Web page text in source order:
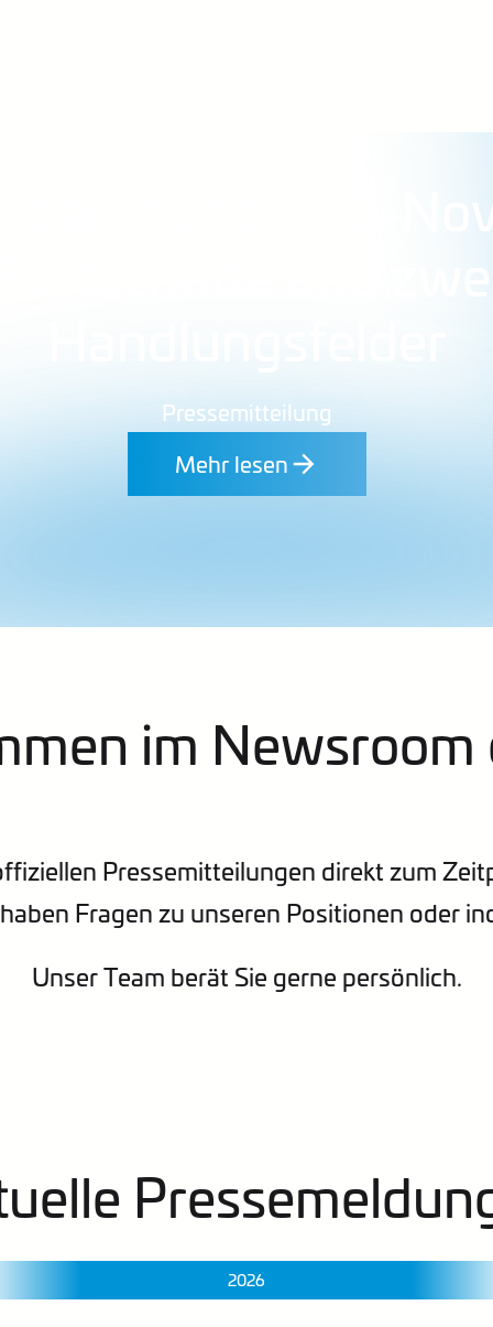
und EEG-
und
Pressemitteilung
Mehr lesen
im Newsroom
Pressemitteilungen direkt zum
Fragen zu unseren Positionen oder
Unser Team berät Sie gerne persönlich.
2026